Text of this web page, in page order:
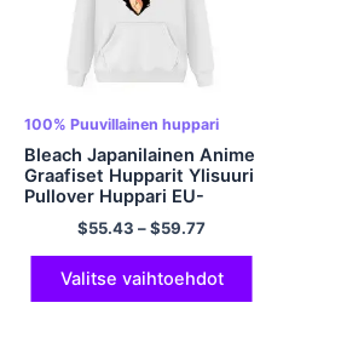
100% Puuvillainen huppari
Bleach Japanilainen Anime
Graafiset Hupparit Ylisuuri
Pullover Huppari EU-
kokoiset Hupparit
Polyesterihupparit
Moniväriset
$55.43 –$59.77
Valitse vaihtoehdot